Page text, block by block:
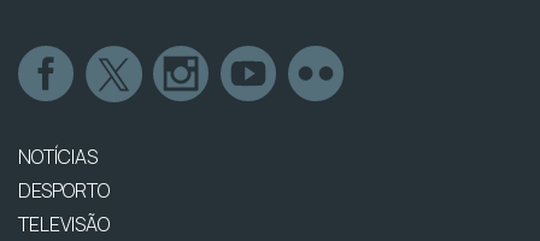
NOTÍCIAS
DESPORTO
TELEVISÃO